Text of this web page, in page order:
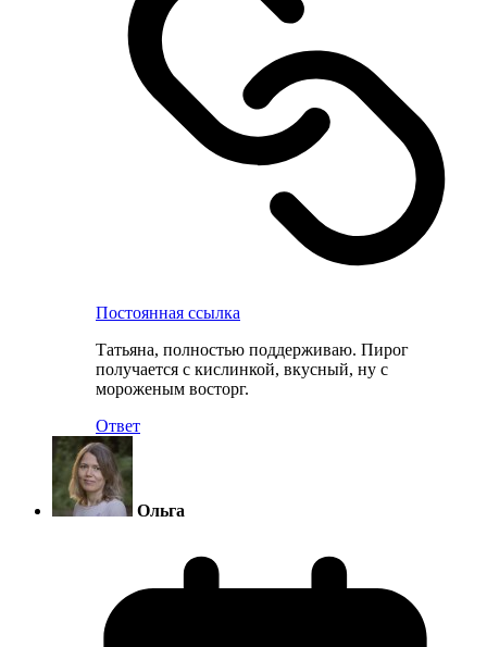
Постоянная ссылка
Татьяна, полностью поддерживаю. Пирог
получается с кислинкой, вкусный, ну с
мороженым восторг.
Ответ
Ольга